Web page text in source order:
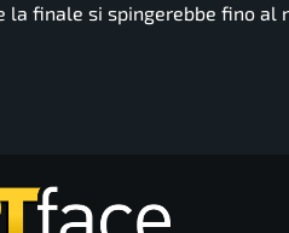
la finale si spingerebbe fino al